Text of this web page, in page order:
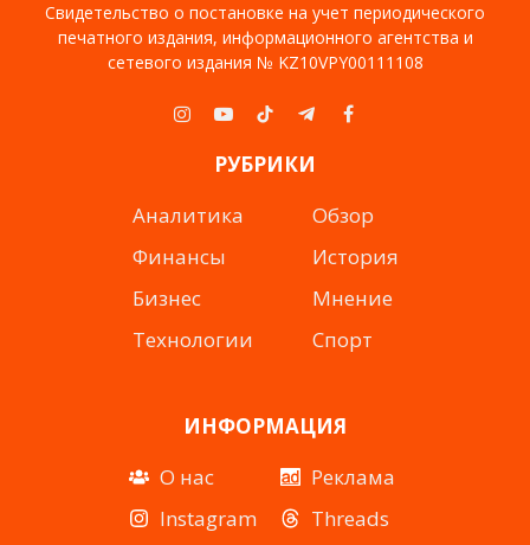
Свидетельство о постановке на учет периодического
печатного издания, информационного агентства и
сетевого издания № KZ10VPY00111108
Instagram
YouTubeTikTokTelegramFacebook
РУБРИКИ
Аналитика
Финансы
Бизнес
Технологии
Обзор
История
Мнение
Спорт
ИНФОРМАЦИЯ
О нас
Instagram
Реклама
Threads